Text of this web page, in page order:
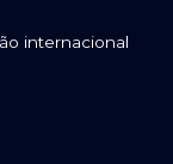
internacional